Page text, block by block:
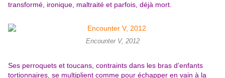
transformé, ironique, maltraité et parfois, déjà mort.
Encounter V, 2012
Ses perroquets et toucans, contraints dans les bras d’enfants
tortionnaires, se multiplient comme pour échapper en vain à la